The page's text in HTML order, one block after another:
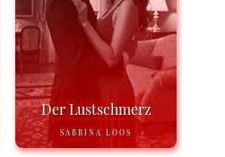
Der Lustschmerz
SABRINA LOOS